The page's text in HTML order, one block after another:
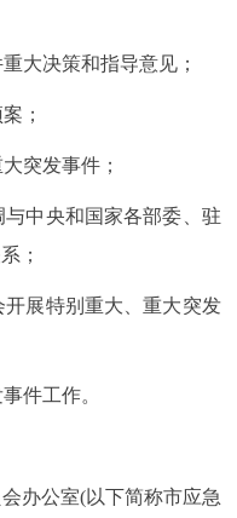
大决策和指导意见；
；
突发事件；
中央和国家各部委、驻
；
展特别重大、重大突发
件工作。
办公室(以下简称市应急